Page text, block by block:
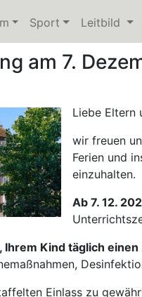
Sport Leitbild
am 7.
Liebe Eltern
wir freuen
Ferien und
einzuhalten.
Ab 7. 12.
Ihrem Kind täglich
Einlass zu